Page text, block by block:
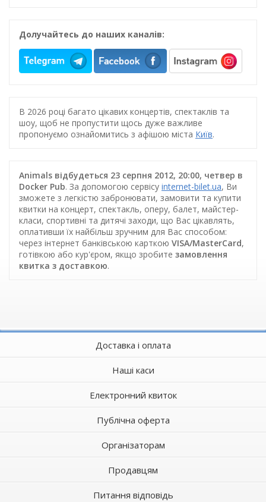
Долучайтесь до наших каналів:
В 2026 році багато цікавих концертів, спектаклів та
шоу, щоб не пропустити щось дуже важливе
пропонуємо ознайомитись з афішою міста Київ.
Animals відбудеться 23 серпня 2012, 20:00, четвер в
Docker Pub. За допомогою сервісу internet-bilet.ua, Ви
зможете з легкістю забронювати, замовити та купити
квитки на концерт, спектакль, оперу, балет, майстер-
класи, спортивні та дитячі заходи, що Вас цікавлять,
оплативши їх найбільш зручним для Вас способом:
через інтернет банківською карткою VISA/MasterCard,
готівкою або кур'єром, якщо зробите замовлення
квитка з доставкою.
Доставка і оплата
Наші каси
Електронний квиток
Публічна оферта
Організаторам
Продавцям
Питання відповідь